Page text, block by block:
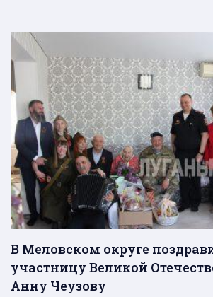
В Меловском округе
участницу Великой
Анну Чеузову